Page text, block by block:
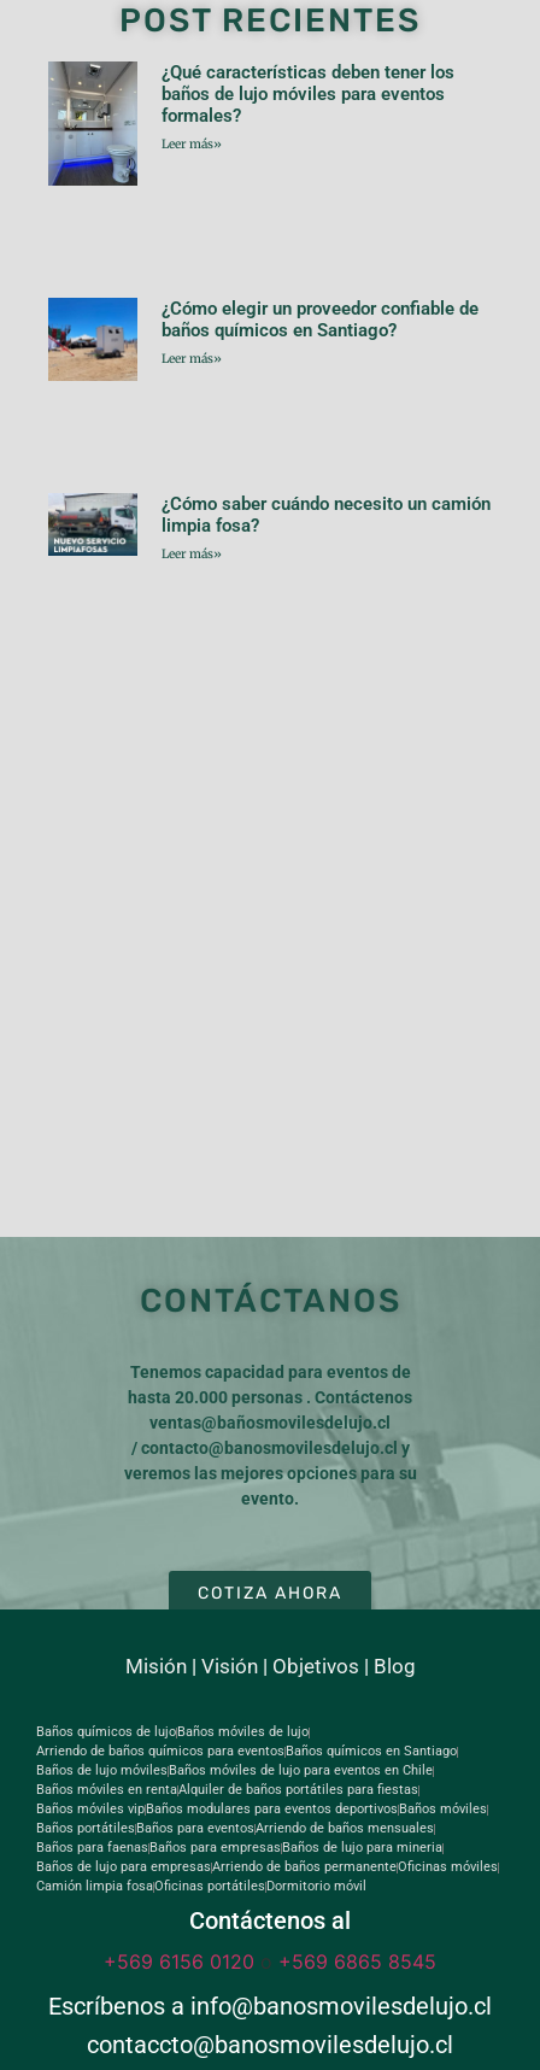
POST RECIENTES
¿Qué características deben tener los
baños de lujo móviles para eventos
formales?
Leer más»
¿Cómo elegir un proveedor confiable de
baños químicos en Santiago?
Leer más»
¿Cómo saber cuándo necesito un camión
limpia fosa?
Leer más»
CONTÁCTANOS
Tenemos capacidad para eventos de
hasta 20.000 personas . Contáctenos
ventas@bañosmovilesdelujo.cl
/contacto@banosmovilesdelujo.cl y
veremos las mejores opciones para su
evento.
COTIZA AHORA
Misión| Visión| Objetivos | Blog
Baños químicos de lujo Baños móviles de lujo
Arriendo de baños químicos para eventos Baños químicos en Santiago
Baños de lujo móviles Baños móviles de lujo para eventos en Chile
Baños móviles en rentaAlquiler de baños portátiles para fiestas
Baños móviles vip Baños modulares para eventos deportivos Baños móviles
Baños portátiles Baños para eventosArriendo de baños mensuales
Baños para faenas Baños para empresas Baños de lujo para mineria
Baños de lujo para empresasArriendo de baños permanenteOficinas móviles
Camión limpia fosaOficinas portátiles Dormitorio móvil
Contáctenos al
+569 6156 0120 o +569 6865 8545
Escríbenos a info@banosmovilesdelujo.cl
contaccto@banosmovilesdelujo.cl